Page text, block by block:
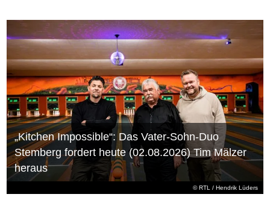
©RTL / Hendrik Lüders
„Kitchen Impossible“: Das Vater-Sohn-Duo
Stemberg fordert heute (02.08.2026) Tim Mälzer
heraus